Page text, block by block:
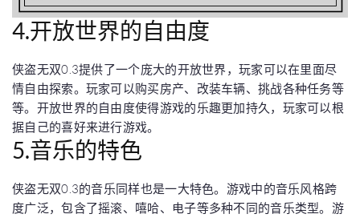
4.开放世界的自由度
侠盗无双0.3提供了一个庞大的开放世界，玩家可以在里面尽
情自由探索。玩家可以购买房产、改装车辆、挑战各种任务等
等。开放世界的自由度使得游戏的乐趣更加持久，玩家可以根
据自己的喜好来进行游戏。
5.音乐的特色
侠盗无双0.3的音乐同样也是一大特色。游戏中的音乐风格跨
度广泛，包含了摇滚、嘻哈、电子等多种不同的音乐类型。游